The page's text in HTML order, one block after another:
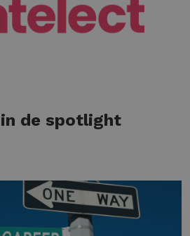
de spotlight